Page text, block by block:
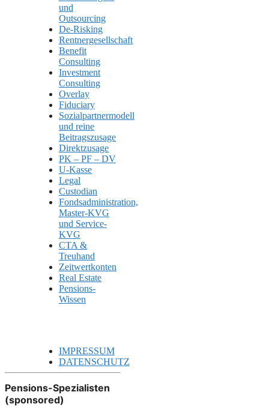
und
Outsourcing
De-Risking
Rentnergesellschaft
Benefit
Consulting
Investment
Consulting
Overlay
Fiduciary
Sozialpartnermodell
und reine
Beitragszusage
Direktzusage
PK – PF – DV
U-Kasse
Legal
Custodian
Fondsadministration,
Master-KVG
und Service-
KVG
CTA &
Treuhand
Zeitwertkonten
Real Estate
Pensions-
Wissen
IMPRESSUM
DATENSCHUTZ
Pensions-Spezialisten
(sponsored)